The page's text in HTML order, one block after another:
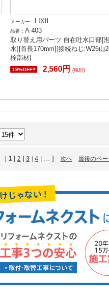
メーカー： LIXIL
品番： A-403
取り替え用パーツ 自在吐水口部[
水][首長170mm][接続ねじ:W26山
栓部材]
19%OFF!! 2,560円 (税別)
[ 1 2 3 4 | … ] 次へ 最後のペ